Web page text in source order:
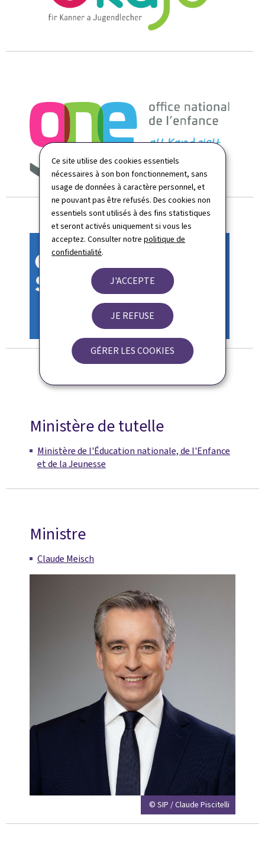
Ce site utilise des cookies essentiels
nécessaires à son bon fonctionnement, sans
usage de données à caractère personnel, et
ne pouvant pas être refusés. Des cookies non
essentiels sont utilisés à des fins statistiques
et seront activés uniquement si vous les
acceptez. Consulter notrepolitique de
confidentialité.
J'ACCEPTE
JE REFUSE
GÉRER LES COOKIES
Ministère de tutelle
Ministère de l'Éducation nationale, de l'Enfance
et de la Jeunesse
Ministre
Claude Meisch
© SIP / Claude Piscitelli